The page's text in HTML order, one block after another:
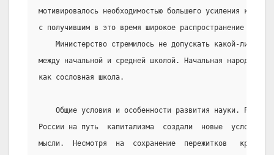
мотивировалось необходимостью большего усиления
с получившим в это время широкое распространение
Министерство стремилось не допускать какой-либо
между начальной и средней школой. Начальная народная
как сословная школа.
Общие условия и особенности развития науки.
России на путь  капитализма  создали  новые  условия
мысли.  Несмотря  на  сохранение  пережитков